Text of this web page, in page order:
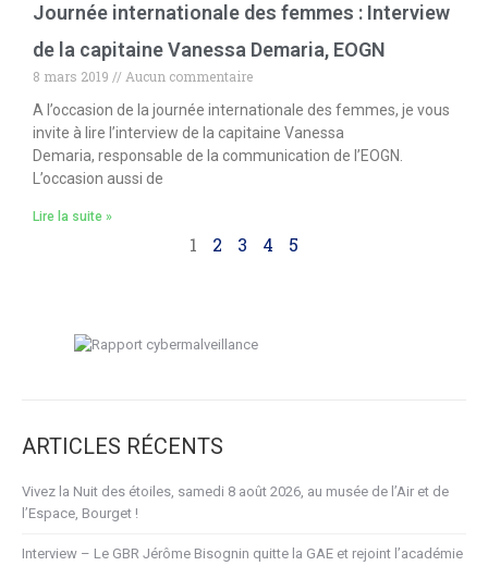
Journée internationale des femmes : Interview
de la capitaine Vanessa Demaria, EOGN
8 mars 2019
Aucun commentaire
A l’occasion de la journée internationale des femmes, je vous
invite à lire l’interview de la capitaine Vanessa
Demaria, responsable de la communication de l’EOGN.
L’occasion aussi de
Lire la suite »
1 2 3 4 5
ARTICLES RÉCENTS
Vivez la Nuit des étoiles, samedi 8 août 2026, au musée de l’Air et de
l’Espace, Bourget !
Interview – Le GBR Jérôme Bisognin quitte la GAE et rejoint l’académie